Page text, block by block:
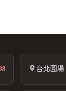
台北圓場